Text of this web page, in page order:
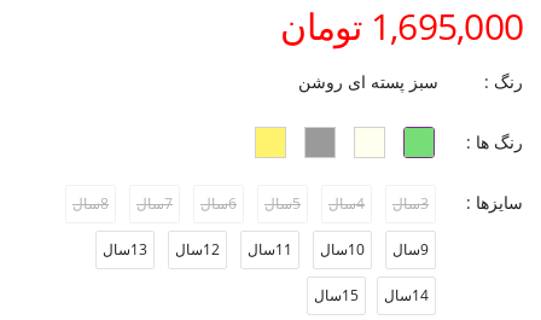
1,695,000 تومان
رنگ : سبز پسته ای روشن
رنگ ها :
سایزها : 3سال 4سال 5سال 6سال 7سال 8سال
9سال 10سال 11سال 12سال 13سال
14سال 15سال